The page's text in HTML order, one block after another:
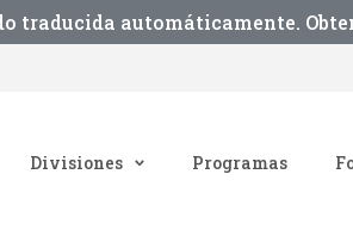
traducida automáticamente.
Divisiones Programas